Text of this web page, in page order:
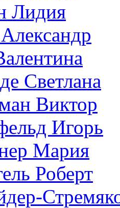
Лидия
Светлана
Виктор
Игорь
Мария
Роберт